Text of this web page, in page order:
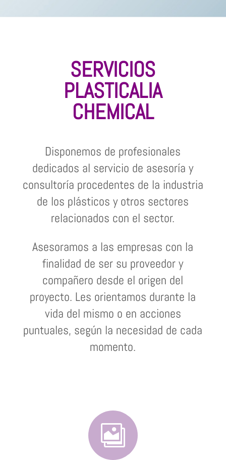
SERVICIOS
PLASTICALIA
CHEMICAL
Disponemos de profesionales
dedicados al servicio de asesoría y
consultoría procedentes de la industria
de los plásticos y otros sectores
relacionados con el sector.
Asesoramos a las empresas con la
finalidad de ser su proveedor y
compañero desde el origen del
proyecto. Les orientamos durante la
vida del mismo o en acciones
puntuales, según la necesidad de cada
momento.
